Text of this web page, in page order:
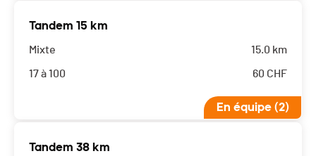
Tandem 15 km
Mixte
17 à 100
15.0 km
60 CHF
En équipe (2)
Tandem 38 km